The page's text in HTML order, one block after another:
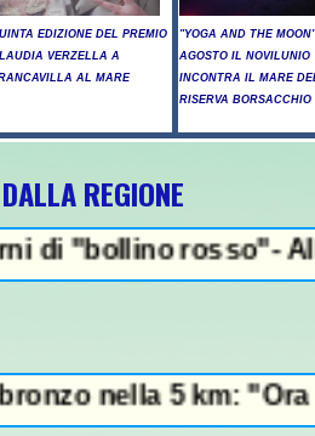
EDIZIONE DEL PREMIO
VERZELLA A
AL MARE
"YOGA AND THE
AGOSTO IL NOVILUNIO
INCONTRA IL MARE
RISERVA BORSACCHIO
REGIONE
Allerta
"Ora ci
NEWS IN